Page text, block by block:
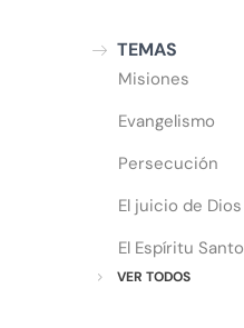
TEMAS
Misiones
Evangelismo
Persecución
El juicio de Dios
El Espíritu Santo
VER TODOS